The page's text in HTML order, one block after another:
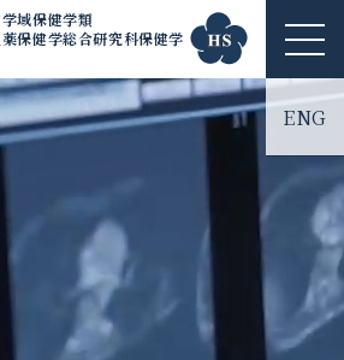
域保健学類
保健学総合研究科保健学
ME
NU
ENG